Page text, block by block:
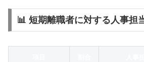
📊 短期離職者に対する人事担